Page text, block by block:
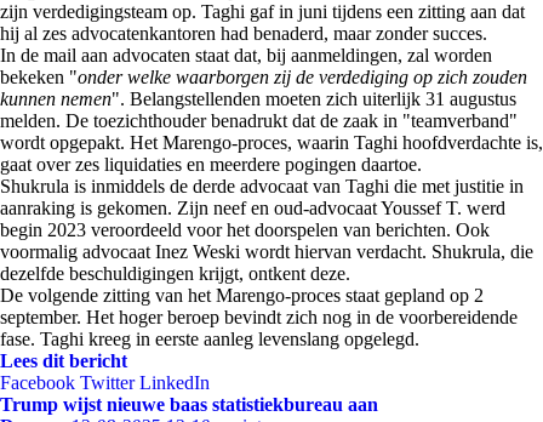
zijn verdedigingsteam op. Taghi gaf in juni tijdens een zitting aan dat
hij al zes advocatenkantoren had benaderd, maar zonder succes.
In de mail aan advocaten staat dat, bij aanmeldingen, zal worden
bekeken "onder welke waarborgen zij de verdediging op zich zouden
kunnen nemen". Belangstellenden moeten zich uiterlijk 31 augustus
melden. De toezichthouder benadrukt dat de zaak in "teamverband"
wordt opgepakt. Het Marengo-proces, waarin Taghi hoofdverdachte is,
gaat over zes liquidaties en meerdere pogingen daartoe.
Shukrula is inmiddels de derde advocaat van Taghi die met justitie in
aanraking is gekomen. Zijn neef en oud-advocaat Youssef T. werd
begin 2023 veroordeeld voor het doorspelen van berichten. Ook
voormalig advocaat Inez Weski wordt hiervan verdacht. Shukrula, die
dezelfde beschuldigingen krijgt, ontkent deze.
De volgende zitting van het Marengo-proces staat gepland op 2
september. Het hoger beroep bevindt zich nog in de voorbereidende
fase. Taghi kreeg in eerste aanleg levenslang opgelegd.
Lees dit bericht
Facebook Twitter LinkedIn
Trump wijst nieuwe baas statistiekbureau aan